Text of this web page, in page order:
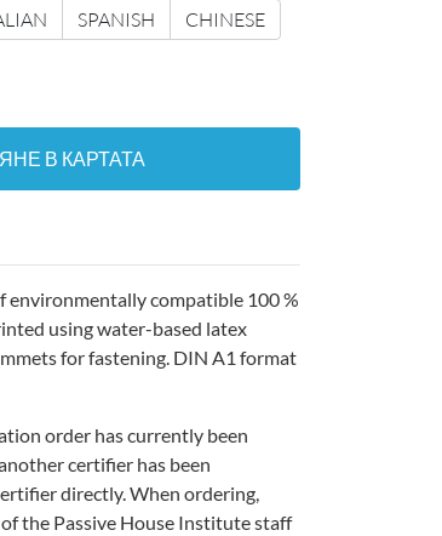
SPANISH CHINESE
В КАРТАТА
environmentally compatible 100 %
using water-based latex
for fastening. DIN A1 format
order has currently been
certifier has been
directly. When ordering,
the Passive House Institute staff